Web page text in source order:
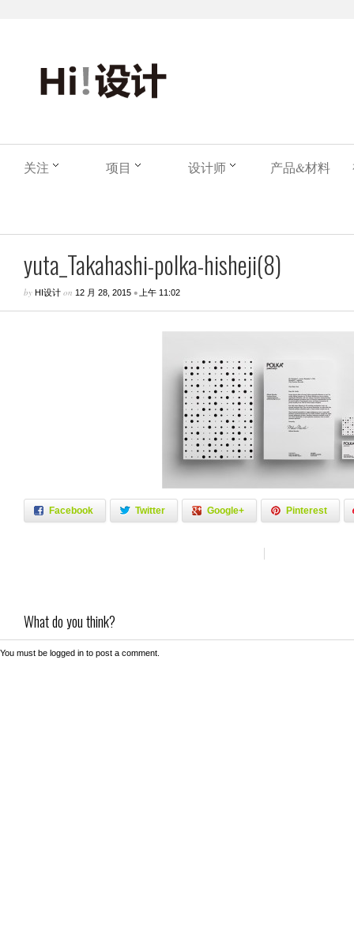
关注 项目 设计师 产品&材料
yuta_Takahashi-polka-hisheji(8)
by HI设计 on 12 月 28, 2015 • 上午 11:02
Facebook Twitter Google+ Pinterest
What do you think?
You must be logged in to post a comment.